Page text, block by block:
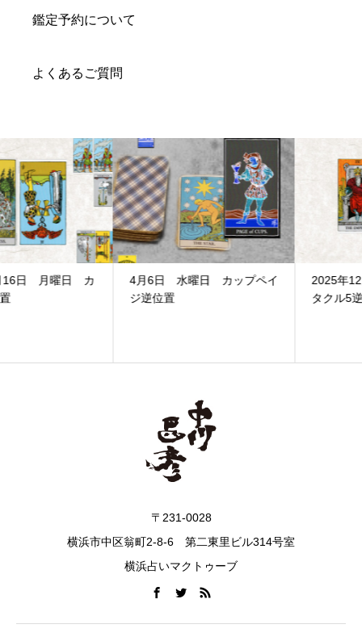
鑑定予約について
よくあるご質問
4月6日 水曜日 カップペイ
2025年12月4日 水曜 ペン
〒231-0028
横浜市中区翁町2-8-6 第二東里ビル314号室
横浜占いマクトゥーブ